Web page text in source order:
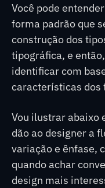
Você pode
forma padrão que
construção dos
tipográfica, e
identificar com
características dos
Vou ilustrar abaixo
dão ao designer a
variação e ênfase,
quando achar
design mais